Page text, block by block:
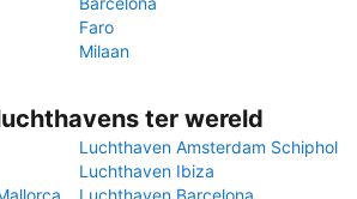
Faro
Milaan
ter wereld
Luchthaven Amsterdam Schiphol
Luchthaven Ibiza
Luchthaven Barcelona